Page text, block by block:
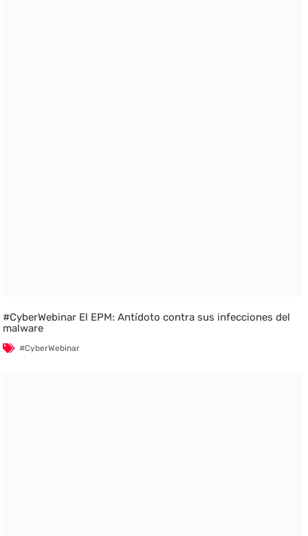
#CyberWebinar El EPM: Antídoto contra sus infecciones del
malware
#CyberWebinar